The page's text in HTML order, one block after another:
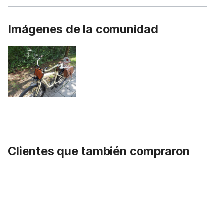
Imágenes de la comunidad
Clientes que también compraron